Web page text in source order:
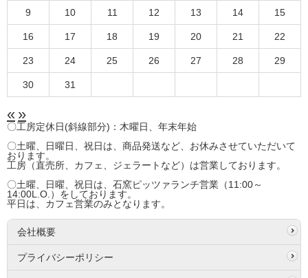
9 10 11 12 13 14 15
16 17 18 19 20 21 22
23 24 25 26 27 28 29
30 31
« »
〇工房定休日(斜線部分)：木曜日、年末年始
〇土曜、日曜日、祝日は、商品発送など、お休みさせていただいて
おります。
工房（直売所、カフェ、ジェラートなど）は営業しております。
〇土曜、日曜、祝日は、石窯ピッツァランチ営業（11:00～
14:00L.O.）をしております。
平日は、カフェ営業のみとなります。
会社概要
プライバシーポリシー